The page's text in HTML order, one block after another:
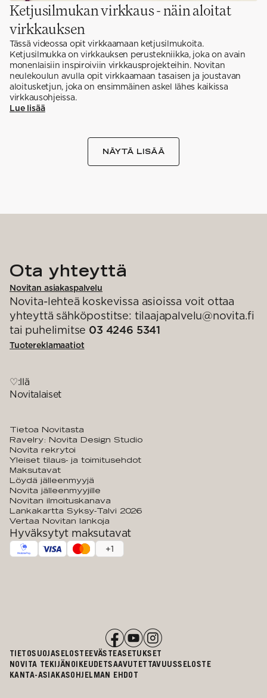
Ketjusilmukan virkkaus - näin aloitat
virkkauksen
Tässä videossa opit virkkaamaan ketjusilmukoita.
Ketjusilmukka on virkkauksen perustekniikka, joka on avain
monenlaisiin inspiroiviin virkkausprojekteihin. Novitan
neulekoulun avulla opit virkkaamaan tasaisen ja joustavan
aloitusketjun, joka on ensimmäinen askel lähes kaikissa
virkkausohjeissa.
Lue lisää
NÄYTÄ LISÄÄ
Ota yhteyttä
Novitan asiakaspalvelu
Novita-lehteä koskevissa asioissa voit ottaa
yhteyttä sähköpostitse: tilaajapalvelu@novita.fi
tai puhelimitse 03 4246 5341
Tuotereklamaatiot
♡:llä
Novitalaiset
Tietoa Novitasta
Ravelry: Novita Design Studio
Novita rekrytoi
Yleiset tilaus- ja toimitusehdot
Maksutavat
Löydä jälleenmyyjä
Novita jälleenmyyjille
Novitan ilmoituskanava
Lankakartta Syksy-Talvi 2026
Vertaa Novitan lankoja
Hyväksytyt maksutavat
+1
TIETOSUOJASELOSTEEVÄSTEASETUKSET
NOVITA TEKIJÄNOIKEUDETSAAVUTETTAVUUSSELOSTE
KANTA-ASIAKASOHJELMAN EHDOT